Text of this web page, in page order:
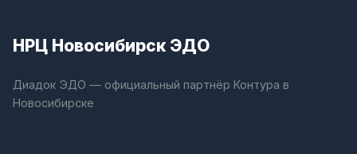
НРЦ Новосибирск ЭДО
Диадок ЭДО — официальный партнёр Контура в
Новосибирске